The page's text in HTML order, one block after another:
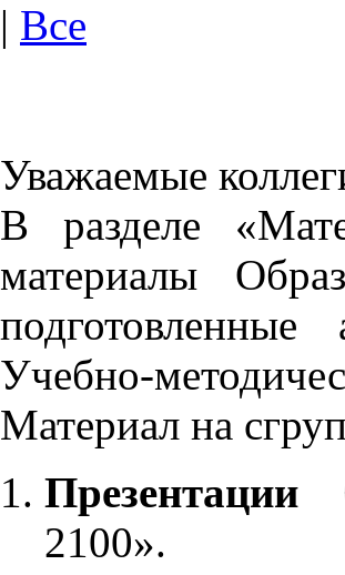
| Все
Уважаемые
В разделе
материалы
Учебно-
Материал на
Презентации
2100».